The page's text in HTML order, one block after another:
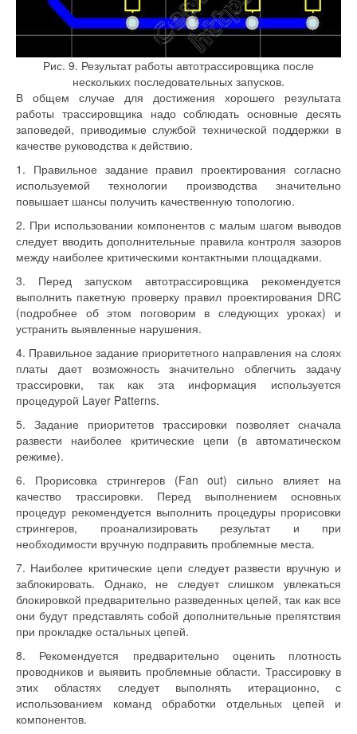
Рис. 9. Результат работы автотрассировщика после
нескольких последовательных запусков.
В общем случае для достижения хорошего результата
работы трассировщика надо соблюдать основные десять
заповедей, приводимые службой технической поддержки в
качестве руководства к действию.
1. Правильное задание правил проектирования согласно
используемой технологии производства значительно
повышает шансы получить качественную топологию.
2. При использовании компонентов с малым шагом выводов
следует вводить дополнительные правила контроля зазоров
между наиболее критическими контактными площадками.
3. Перед запуском автотрассировщика рекомендуется
выполнить пакетную проверку правил проектирования DRC
(подробнее об этом поговорим в следующих уроках) и
устранить выявленные нарушения.
4. Правильное задание приоритетного направления на слоях
платы дает возможность значительно облегчить задачу
трассировки, так как эта информация используется
процедурой Layer Patterns.
5. Задание приоритетов трассировки позволяет сначала
развести наиболее критические цепи (в автоматическом
режиме).
6. Прорисовка стрингеров (Fan out) сильно влияет на
качество трассировки. Перед выполнением основных
процедур рекомендуется выполнить процедуры прорисовки
стрингеров, проанализировать результат и при
необходимости вручную подправить проблемные места.
7. Наиболее критические цепи следует развести вручную и
заблокировать. Однако, не следует слишком увлекаться
блокировкой предварительно разведенных цепей, так как все
они будут представлять собой дополнительные препятствия
при прокладке остальных цепей.
8. Рекомендуется предварительно оценить плотность
проводников и выявить проблемные области. Трассировку в
этих областях следует выполнять итерационно, с
использованием команд обработки отдельных цепей и
компонентов.